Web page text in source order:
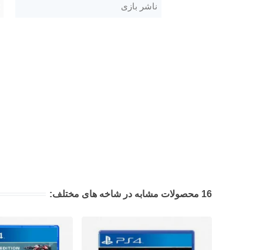
ناشر بازی
16 محصولات مشابه در شاخه های مختلف: